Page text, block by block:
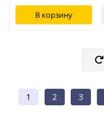
В корзину
1 2 3